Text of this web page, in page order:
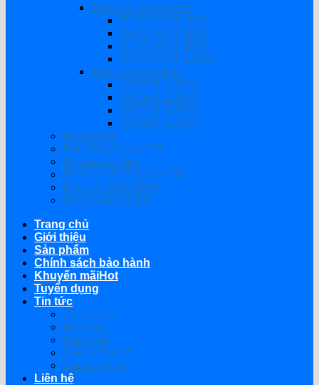
Biến tần SOROTEC
REVO HMT 4KW
REVO HMT 6KW
REVO HMT 8KW
REVO HMT 11KW
Biến Tần SUOER
SUOER 2.2KW
SUOER 3.2KW
SUOER 4.2KW
SUOER 6.2KW
Modul Wifi
Pin Lithium Lưu Trữ
Bộ Sạc Ắc Quy
Bộ Kích Nổ Ô Tô Xe Tải
BỘ LỌC ĐĨA ARKA
BỘ CHÂM PHÂN
Trang chủ
Giới thiệu
Sản phẩm
Chính sách bảo hành
Khuyến mãi
Tuyển dụng
Tin tức
Thị trường
Mẹo hay
Đánh giá
Cuộc sống số
Game – App
Liên hệ